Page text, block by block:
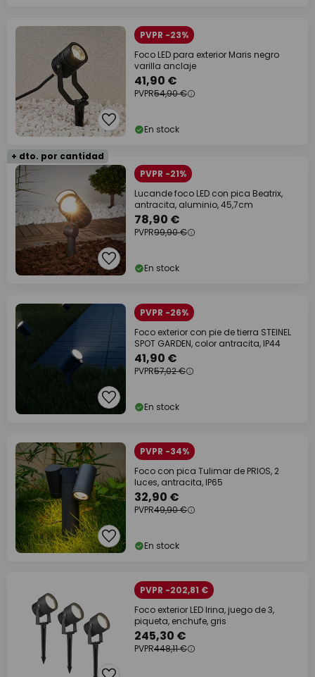
PVPR -23%
Foco LED para exterior Maris negro
varilla anclaje
41,90 €
PVPR54,90 €
En stock
+ dto. por cantidad
PVPR -21%
Lucande foco LED con pica Beatrix,
antracita, aluminio, 45,7cm
78,90 €
PVPR99,90 €
En stock
PVPR -26%
Foco exterior con pie de tierra STEINEL
SPOT GARDEN, color antracita, IP44
41,90 €
PVPR57,02 €
En stock
PVPR -34%
Foco con pica Tulimar de PRIOS, 2
luces, antracita, IP65
32,90 €
PVPR49,90 €
En stock
PVPR -202,81 €
Foco exterior LED Irina, juego de 3,
piqueta, enchufe, gris
245,30 €
PVPR448,11 €